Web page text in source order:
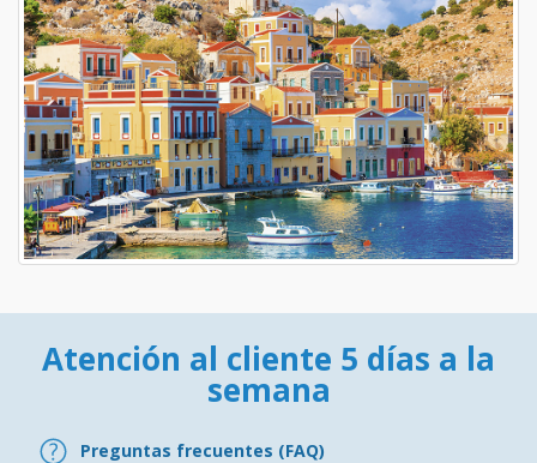
Atención al cliente 5 días a la
semana
Preguntas frecuentes (FAQ)